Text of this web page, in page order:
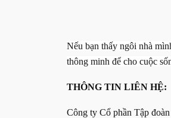
Nếu bạn thấy ngôi nhà
thông minh để cho cuộc
THÔNG TIN LIÊN HỆ:
Công ty Cổ phần Tập